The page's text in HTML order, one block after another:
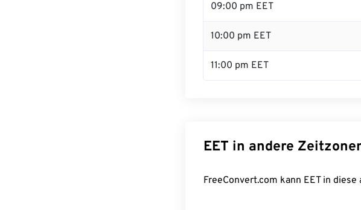
09:00 pm EET
10:00 pm EET
11:00 pm EET
EET in andere
FreeConvert.com kann EET in